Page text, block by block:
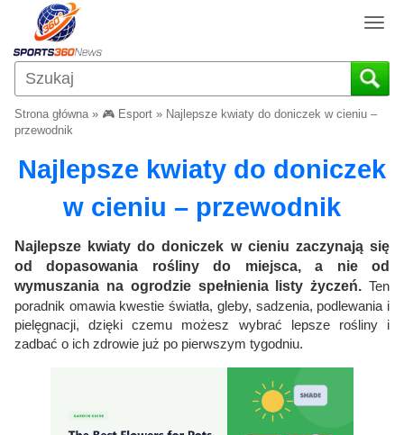
T
g
g
a
v
a
t
i
o
n
Strona główna» 🎮 Esport » Najlepsze kwiaty do doniczek w cieniu –
przewodnik
Najlepsze kwiaty do doniczek
w cieniu – przewodnik
Najlepsze kwiaty do doniczek w cieniu zaczynają się
od dopasowania rośliny do miejsca, a nie od
wymuszania na ogrodzie spełnienia listy życzeń. Ten
poradnik omawia kwestie światła, gleby, sadzenia, podlewania i
pielęgnacji, dzięki czemu możesz wybrać lepsze rośliny i
zadbać o ich zdrowie już po pierwszym tygodniu.